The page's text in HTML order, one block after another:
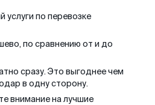
услуги по перевозке
по сравнению от и до
сразу. Это выгоднее чем
в одну сторону.
внимание на лучшие